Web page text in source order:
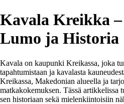
Kavala Kreikka –
Lumo ja Historia
Kavala on kaupunki Kreikassa, joka
tapahtumistaan ja kavalasta
Kreikassa, Makedonian alueella ja
matkakokemuksen. Tässä artikkelissa
sen historiaan sekä mielenkiintoisiin